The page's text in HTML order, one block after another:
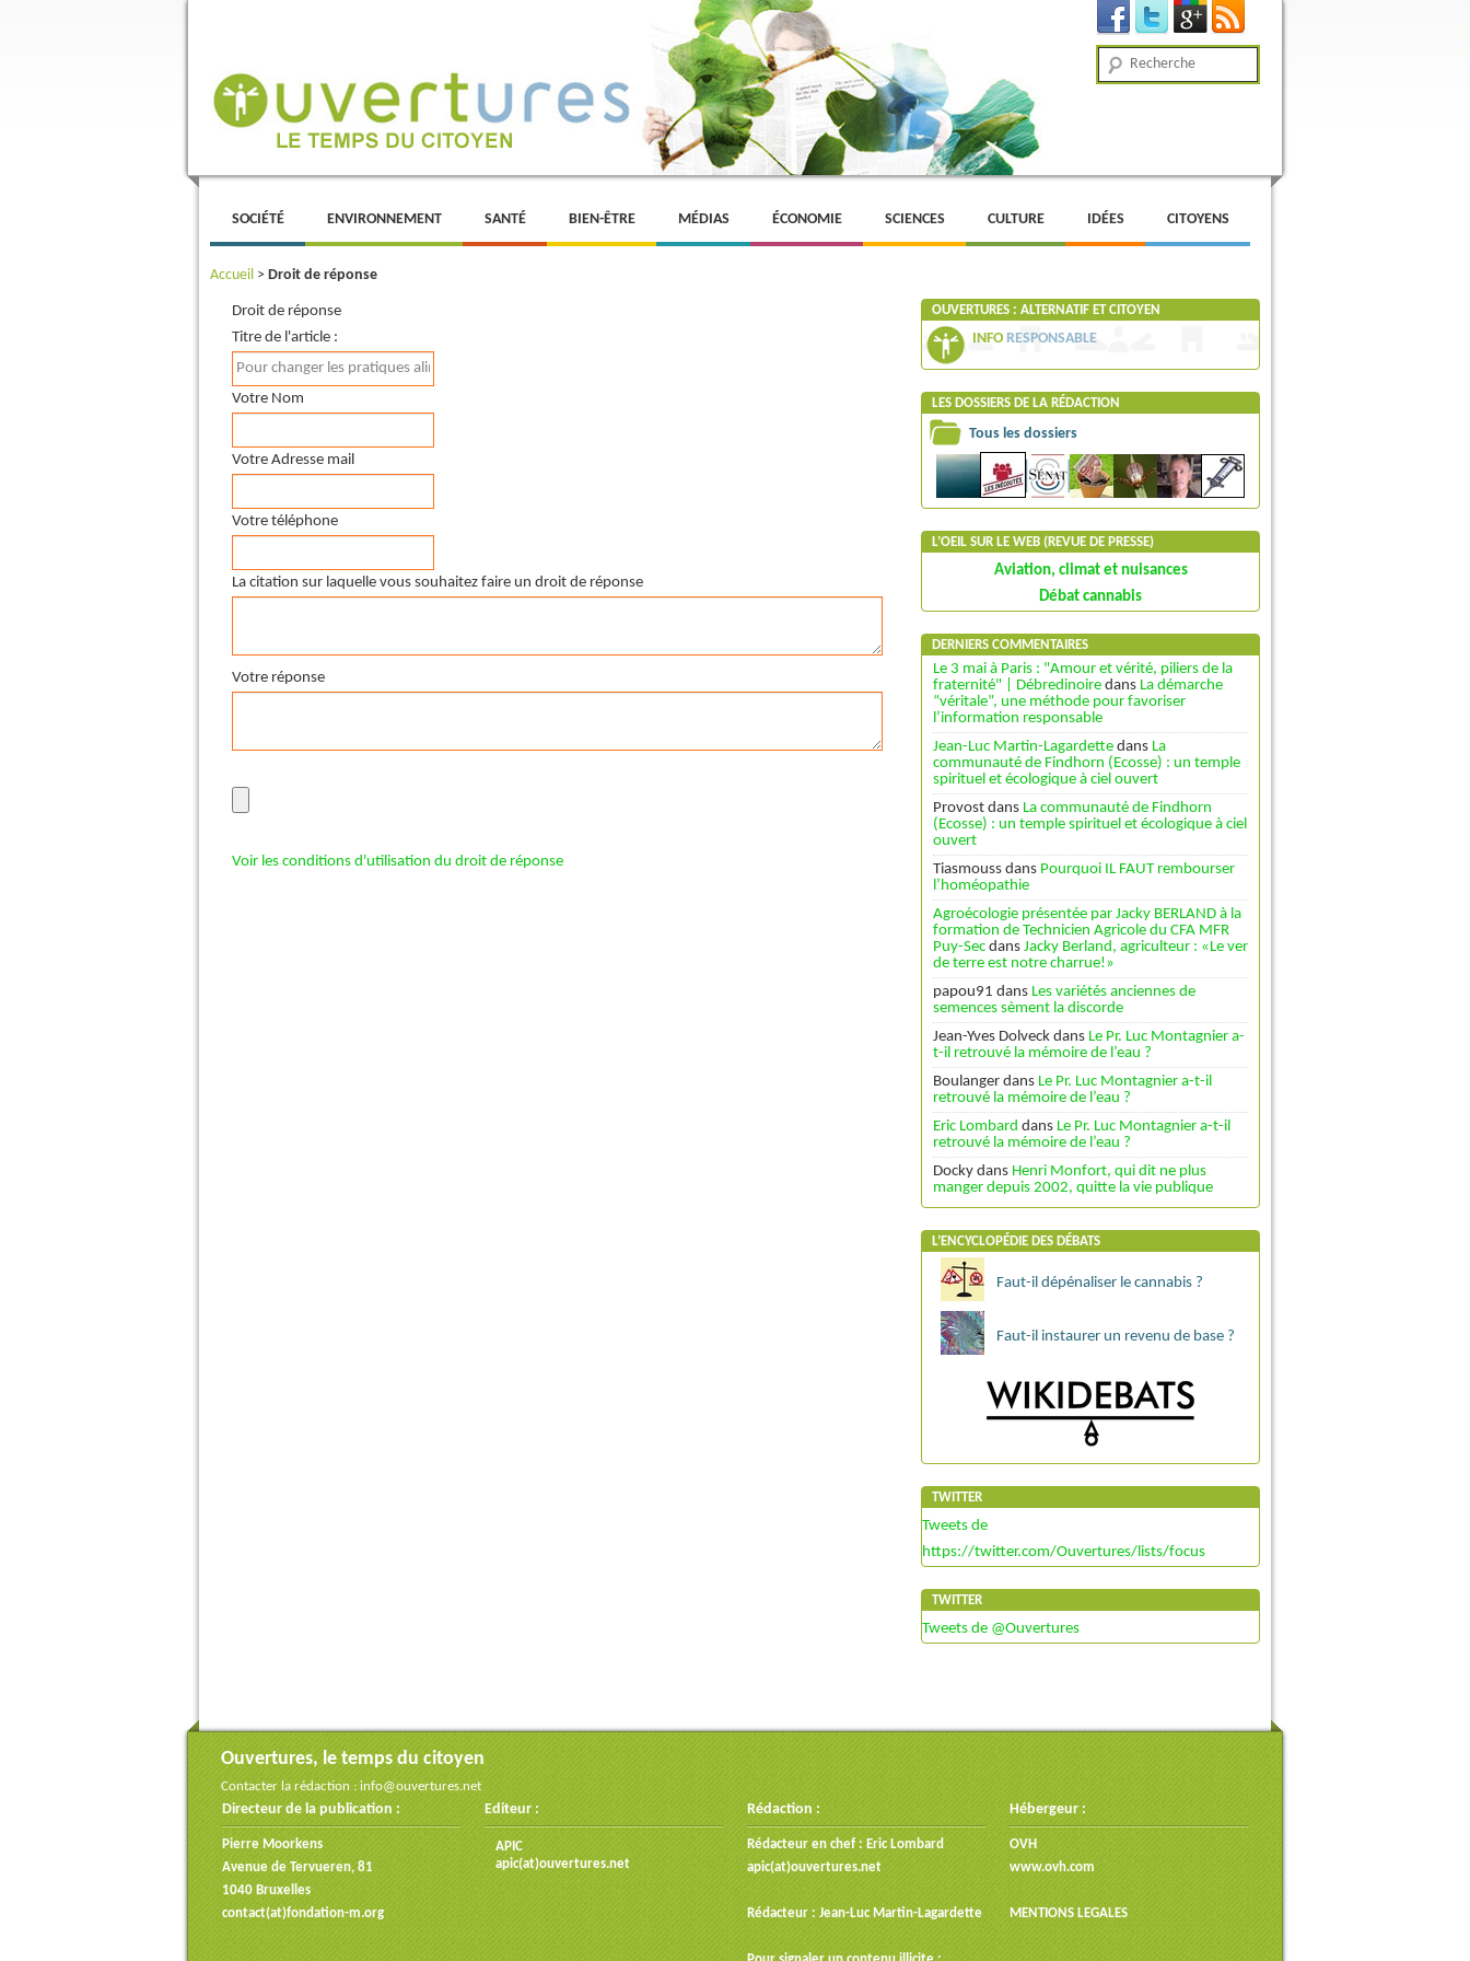
Recherche
Menu principal
ALLER AU CONTENU PRINCIPAL
ALLER AU CONTENU SECONDAIRE
SOCIÉTÉ ENVIRONNEMENT SANTÉ BIEN-ÊTRE MÉDIAS ÉCONOMIE SCIENCES CULTURE IDÉES CITOYENS
Accueil > Droit de réponse
Droit de réponse
Titre de l'article :
Votre Nom
Votre Adresse mail
Votre téléphone
La citation sur laquelle vous souhaitez faire un droit de réponse
Votre réponse
Voir les conditions d'utilisation du droit de réponse
OUVERTURES : ALTERNATIF ET CITOYEN
INFO RESPONSABLE
LES DOSSIERS DE LA RÉDACTION
Tous les dossiers
L’OEIL SUR LE WEB (REVUE DE PRESSE)
Aviation, climat et nuisances
Débat cannabis
DERNIERS COMMENTAIRES
Le 3 mai à Paris : "Amour et vérité, piliers de la
fraternité" | Débredinoire dans La démarche
“véritale”, une méthode pour favoriser
l’information responsable
Jean-Luc Martin-Lagardette dans La
communauté de Findhorn (Ecosse) : un temple
spirituel et écologique à ciel ouvert
Provost dans La communauté de Findhorn
(Ecosse) : un temple spirituel et écologique à ciel
ouvert
Tiasmouss dans Pourquoi IL FAUT rembourser
l’homéopathie
Agroécologie présentée par Jacky BERLAND à la
formation de Technicien Agricole du CFA MFR
Puy-Sec dans Jacky Berland, agriculteur : «Le ver
de terre est notre charrue!»
papou91 dans Les variétés anciennes de
semences sèment la discorde
Jean-Yves Dolveck dans Le Pr. Luc Montagnier a-
t-il retrouvé la mémoire de l’eau ?
Boulanger dans Le Pr. Luc Montagnier a-t-il
retrouvé la mémoire de l’eau ?
Eric Lombard dans Le Pr. Luc Montagnier a-t-il
retrouvé la mémoire de l’eau ?
Docky dans Henri Monfort, qui dit ne plus
manger depuis 2002, quitte la vie publique
L’ENCYCLOPÉDIE DES DÉBATS
Faut-il dépénaliser le cannabis ?
Faut-il instaurer un revenu de base ?
TWITTER
Tweets de
https://twitter.com/Ouvertures/lists/focus
TWITTER
Tweets de @Ouvertures
Ouvertures, le temps du citoyen
Contacter la rédaction : info@ouvertures.net
Directeur de la publication :
Pierre Moorkens
Avenue de Tervueren, 81
1040 Bruxelles
contact(at)fondation-m.org
Editeur :
APIC
apic(at)ouvertures.net
Rédaction :
Rédacteur en chef : Eric Lombard
apic(at)ouvertures.net
Rédacteur : Jean-Luc Martin-Lagardette
Hébergeur :
OVH
www.ovh.com
MENTIONS LEGALES